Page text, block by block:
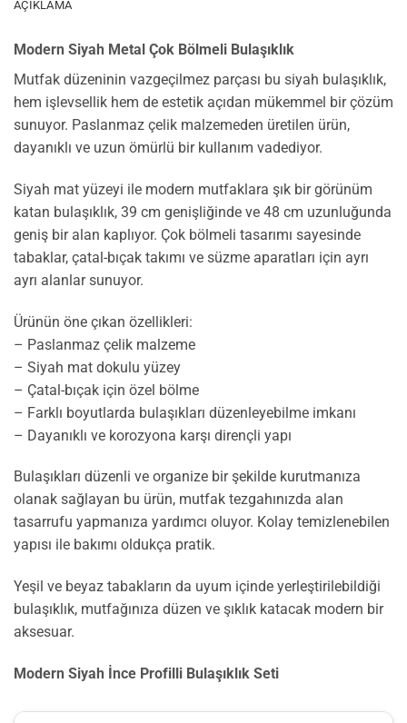
AÇIKLAMA
Modern Siyah Metal Çok Bölmeli Bulaşıklık
Mutfak düzeninin vazgeçilmez parçası bu siyah bulaşıklık,
hem işlevsellik hem de estetik açıdan mükemmel bir çözüm
sunuyor. Paslanmaz çelik malzemeden üretilen ürün,
dayanıklı ve uzun ömürlü bir kullanım vadediyor.
Siyah mat yüzeyi ile modern mutfaklara şık bir görünüm
katan bulaşıklık, 39 cm genişliğinde ve 48 cm uzunluğunda
geniş bir alan kaplıyor. Çok bölmeli tasarımı sayesinde
tabaklar, çatal-bıçak takımı ve süzme aparatları için ayrı
ayrı alanlar sunuyor.
Ürünün öne çıkan özellikleri:
– Paslanmaz çelik malzeme
– Siyah mat dokulu yüzey
– Çatal-bıçak için özel bölme
– Farklı boyutlarda bulaşıkları düzenleyebilme imkanı
– Dayanıklı ve korozyona karşı dirençli yapı
Bulaşıkları düzenli ve organize bir şekilde kurutmanıza
olanak sağlayan bu ürün, mutfak tezgahınızda alan
tasarrufu yapmanıza yardımcı oluyor. Kolay temizlenebilen
yapısı ile bakımı oldukça pratik.
Yeşil ve beyaz tabakların da uyum içinde yerleştirilebildiği
bulaşıklık, mutfağınıza düzen ve şıklık katacak modern bir
aksesuar.
Modern Siyah İnce Profilli Bulaşıklık Seti